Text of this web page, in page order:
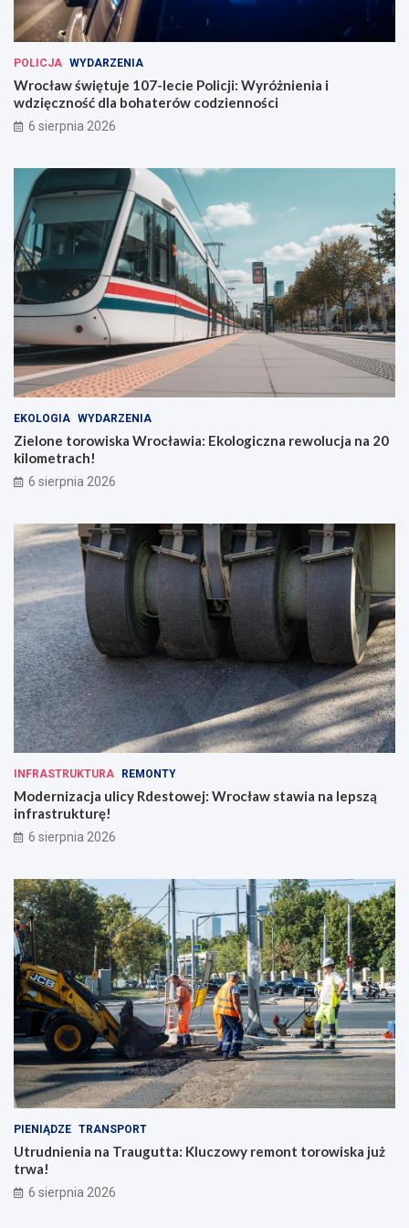
c
ł
w
i
u
POLICJA WYDARZENIA
Wrocław świętuje 107-lecie Policji: Wyróżnienia i
wdzięczność dla bohaterów codzienności
6 sierpnia 2026
EKOLOGIA WYDARZENIA
Zielone torowiska Wrocławia: Ekologiczna rewolucja na 20
kilometrach!
6 sierpnia 2026
INFRASTRUKTURA REMONTY
Modernizacja ulicy Rdestowej: Wrocław stawia na lepszą
infrastrukturę!
6 sierpnia 2026
PIENIĄDZE TRANSPORT
Utrudnienia na Traugutta: Kluczowy remont torowiska już
trwa!
6 sierpnia 2026